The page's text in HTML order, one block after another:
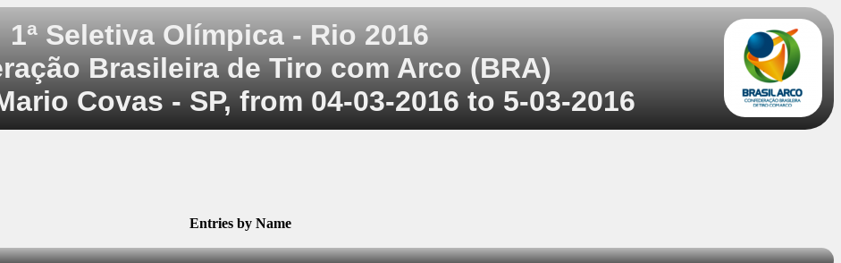
1ª Seletiva Olímpica - Rio 2016
Brasileira de Tiro com Arco (BRA)
Covas - SP, from 04-03-2016 to 5-03-2016
Entries by Name